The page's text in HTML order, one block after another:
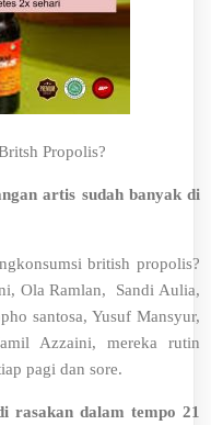
Propolis?
artis sudah banyak di
british propolis?
Ola Ramlan, Sandi Aulia,
santosa, Yusuf Mansyur,
Azzaini, mereka rutin
pagi dan sore.
rasakan dalam tempo 21